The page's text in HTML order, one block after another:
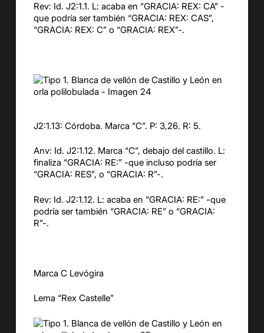
Rev: Id. J2:1.1. L: acaba en “GRACIA: REX: CA” -
que podría ser también “GRACIA: REX: CAS”,
“GRACIA: REX: C” o “GRACIA: REX”-.
J2:1.13: Córdoba. Marca “C”. P: 3,26. R: 5.
Anv: Id. J2:1.12. Marca “C”, debajo del castillo. L:
finaliza “GRACIA: RE:” -que incluso podría ser
“GRACIA: RES”, o “GRACIA: R”-.
Rev: Id. J2:1.12. L: acaba en “GRACIA: RE:” -que
podría ser también “GRACIA: RE” o “GRACIA:
R”-.
Marca C Levógira
Lema “Rex Castelle”